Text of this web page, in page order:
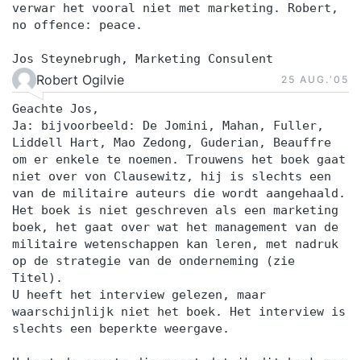
verwar het vooral niet met marketing. Robert,
no offence: peace.
Jos Steynebrugh, Marketing Consulent
Robert Ogilvie 25 AUG.‘05
Geachte Jos,
Ja: bijvoorbeeld: De Jomini, Mahan, Fuller,
Liddell Hart, Mao Zedong, Guderian, Beauffre
om er enkele te noemen. Trouwens het boek gaat
niet over von Clausewitz, hij is slechts een
van de militaire auteurs die wordt aangehaald.
Het boek is niet geschreven als een marketing
boek, het gaat over wat het management van de
militaire wetenschappen kan leren, met nadruk
op de strategie van de onderneming (zie
Titel).
U heeft het interview gelezen, maar
waarschijnlijk niet het boek. Het interview is
slechts een beperkte weergave.